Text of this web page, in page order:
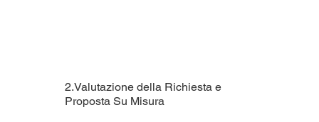
2.Valutazione della Richiesta e
Proposta Su Misura